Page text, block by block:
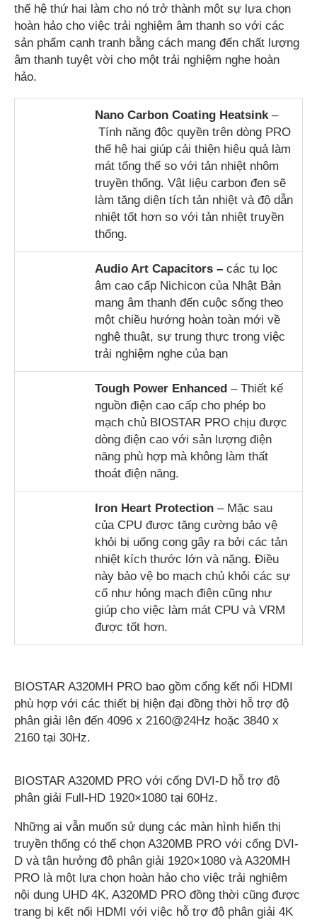
thế hệ thứ hai làm cho nó trở thành một sự lựa chọn
hoàn hảo cho việc trải nghiệm âm thanh so với các
sản phẩm cạnh tranh bằng cách mang đến chất lượng
âm thanh tuyệt vời cho một trải nghiệm nghe hoàn
hảo.
Nano Carbon Coating Heatsink –
Tính năng độc quyền trên dòng PRO
thế hệ hai giúp cải thiện hiệu quả làm
mát tổng thể so với tản nhiệt nhôm
truyền thống. Vật liệu carbon đen sẽ
làm tăng diện tích tản nhiệt và độ dẫn
nhiệt tốt hơn so với tản nhiệt truyền
thống.
Audio Art Capacitors – các tụ lọc
âm cao cấp Nichicon của Nhật Bản
mang âm thanh đến cuộc sống theo
một chiều hướng hoàn toàn mới về
nghệ thuật, sự trung thực trong việc
trải nghiệm nghe của bạn
Tough Power Enhanced – Thiết kế
nguồn điện cao cấp cho phép bo
mạch chủ BIOSTAR PRO chịu được
dòng điện cao với sản lượng điện
năng phù hợp mà không làm thất
thoát điện năng.
Iron Heart Protection – Mặc sau
của CPU được tăng cường bảo vệ
khỏi bị uống cong gây ra bởi các tản
nhiệt kích thước lớn và nặng. Điều
này bảo vệ bo mạch chủ khỏi các sự
cố như hỏng mạch điện cũng như
giúp cho việc làm mát CPU và VRM
được tốt hơn.
BIOSTAR A320MH PRO bao gồm cổng kết nối HDMI
phù hợp với các thiết bị hiện đại đồng thời hỗ trợ độ
phân giải lên đến 4096 x 2160@24Hz hoặc 3840 x
2160 tại 30Hz.
BIOSTAR A320MD PRO với cổng DVI-D hỗ trợ độ
phân giải Full-HD 1920×1080 tại 60Hz.
Những ai vẫn muốn sử dụng các màn hình hiển thị
truyền thống có thể chọn A320MB PRO với cổng DVI-
D và tận hưởng độ phân giải 1920×1080 và A320MH
PRO là một lựa chọn hoàn hảo cho việc trải nghiệm
nội dung UHD 4K, A320MD PRO đồng thời cũng được
trang bị kết nối HDMI với việc hỗ trợ độ phân giải 4K